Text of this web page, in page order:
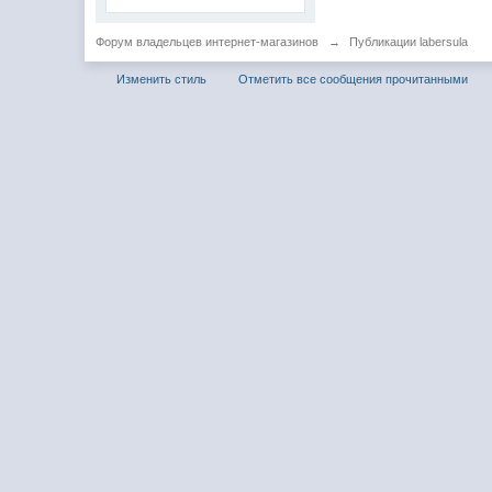
Форум владельцев интернет-магазинов → Публикации labersula
Изменить стиль Отметить все сообщения прочитанными